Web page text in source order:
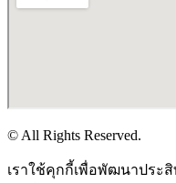
© All Rights Reserved.
เราใช้คุกกี้เพื่อพัฒนาประ